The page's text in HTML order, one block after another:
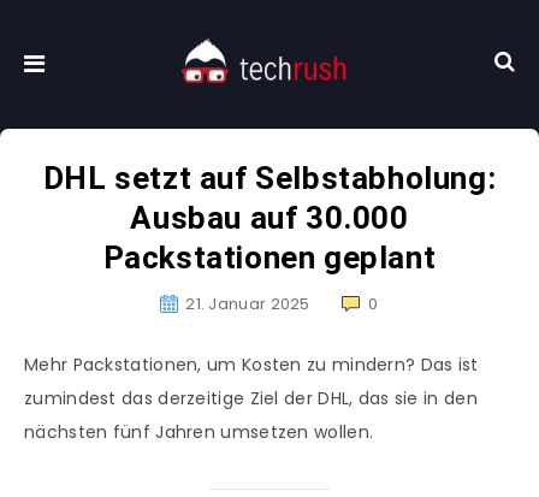
DHL setzt auf Selbstabholung:
Ausbau auf 30.000
Packstationen geplant
21. Januar 2025 0
Mehr Packstationen, um Kosten zu mindern? Das ist
zumindest das derzeitige Ziel der DHL, das sie in den
nächsten fünf Jahren umsetzen wollen.